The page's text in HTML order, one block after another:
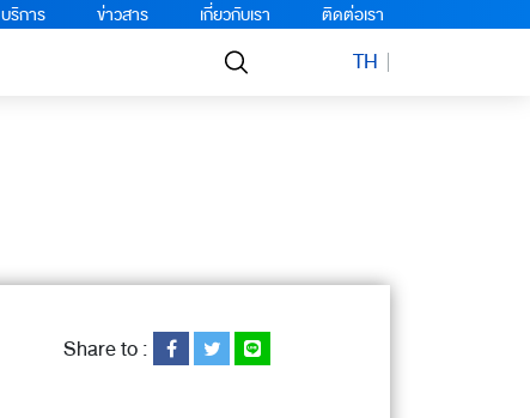
บริการ ข่าวสาร เกี่ยวกับเรา ติดต่อเรา
TH
Share to :